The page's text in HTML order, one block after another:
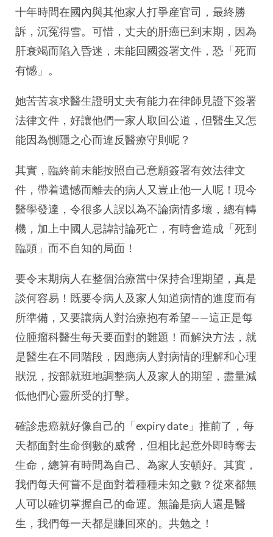
十年時間在國內與其他家人打爭産官司，最終勝
訴，沉冤得雪。可惜，丈夫的肝癌已到末期，因為
肝衰竭而陷入昏迷，未能回國簽署文件，恐「死而
有憾」。
她苦苦哀求醫生證明丈夫有能力在律師見證下簽署
法律文件，好讓他們一家人取回公道，但醫生又怎
能因為惻隱之心而違反醫療守則呢？
其實，臨終前未能按照自己意願簽署有效法律文
件，帶着遺憾而離去的病人又豈止他一人呢！現今
醫學發達，令很多人誤以為不論病情多壞，總有轉
機，加上中國人忌諱討論死亡，有時會造成「死到
臨頭」而不自知的局面！
要令末期病人在整個治療當中保持合理期望，真是
談何容易！既要令病人及家人知道病情的進度而有
所準備，又要讓病人對治療抱有希望——這正是每
位腫瘤科醫生每天要面對的難題！而解決方法，就
是醫生在不同階段，因應病人對病情的理解和心理
狀況，按部就班地調整病人及家人的期望，盡量減
低他們心靈所受的打擊。
確診患癌就好像自己的「expiry date」推前了，每
天都面對生命倒數的威脅，但相比起意外即時奪去
生命，總算有時間為自己、為家人安頓好。其實，
我們每天何嘗不是面對着種種未知之數？從來都無
人可以確切掌握自己的命運。無論是病人還是醫
生，我們每一天都是賺回來的。共勉之！